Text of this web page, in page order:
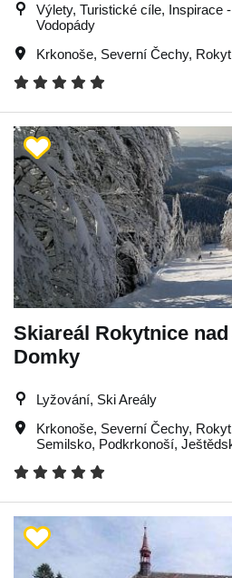
Výlety, Turistické cíle, Inspirace
Vodopády
Krkonoše, Severní Čechy,
Skiareál Rokytnice
Domky
Lyžování, Ski Areály
Krkonoše, Severní Čechy,
Semilsko, Podkrkonoší,